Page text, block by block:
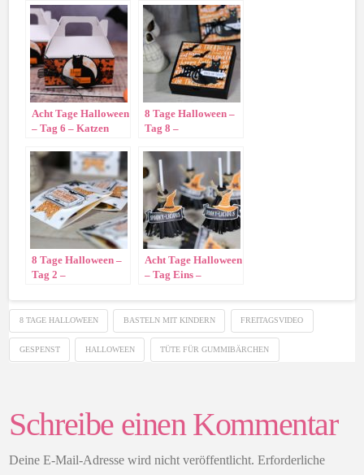
Acht Tage Halloween
– Tag 6 – Katzen
8 Tage Halloween –
Tag 8 –
8 Tage Halloween –
Tag 2 –
Acht Tage Halloween
– Tag Eins –
8 TAGE HALLOWEEN BASTELN MIT KINDERN FREITAGSVIDEO
GESPENST HALLOWEEN TÜTE FÜR GUMMIBÄRCHEN
Schreibe einen Kommentar
Deine E-Mail-Adresse wird nicht veröffentlicht. Erforderliche